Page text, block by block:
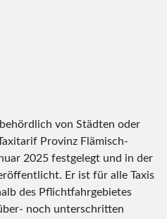
von Städten oder
Provinz Flämisch-
2025 festgelegt und in der
Er ist für alle Taxis
des Pflichtfahrgebietes
noch unterschritten